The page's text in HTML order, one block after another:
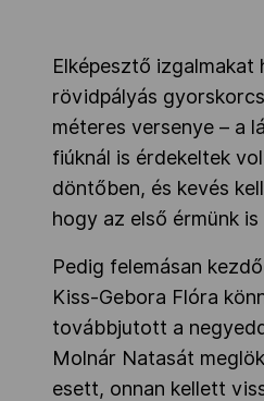
Elképesztő izgalmakat
rövidpályás
méteres versenye – a
fiúknál is érdekeltek
döntőben, és kevés
hogy az első érmünk is
Pedig felemásan
Kiss-Gebora Flóra
továbbjutott a
Molnár Natasát
esett, onnan kellett